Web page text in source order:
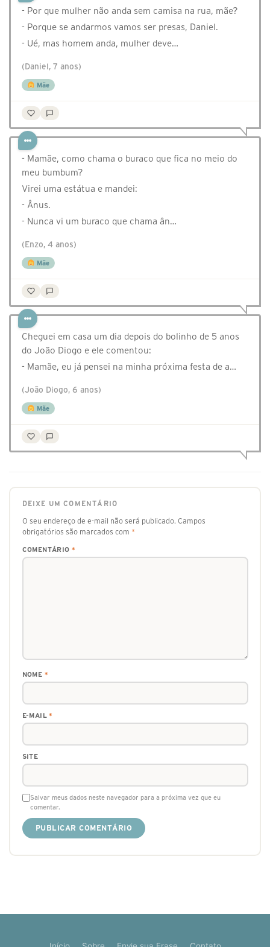
- Por que mulher não anda sem camisa na rua, mãe?
- Porque se andarmos vamos ser presas, Daniel.
- Ué, mas homem anda, mulher deve…
(Daniel, 7 anos)
Mãe
- Mamãe, como chama o buraco que fica no meio do
meu bumbum?
Virei uma estátua e mandei:
- Ânus.
- Nunca vi um buraco que chama ân…
(Enzo, 4 anos)
Mãe
Cheguei em casa um dia depois do bolinho de 5 anos
do João Diogo e ele comentou:
- Mamãe, eu já pensei na minha próxima festa de a…
(João Diogo, 6 anos)
Mãe
DEIXE UM COMENTÁRIO
O seu endereço de e-mail não será publicado. Campos
obrigatórios são marcados com *
COMENTÁRIO *
NOME *
E-MAIL*
SITE
Salvar meus dados neste navegador para a próxima vez que eu
comentar.